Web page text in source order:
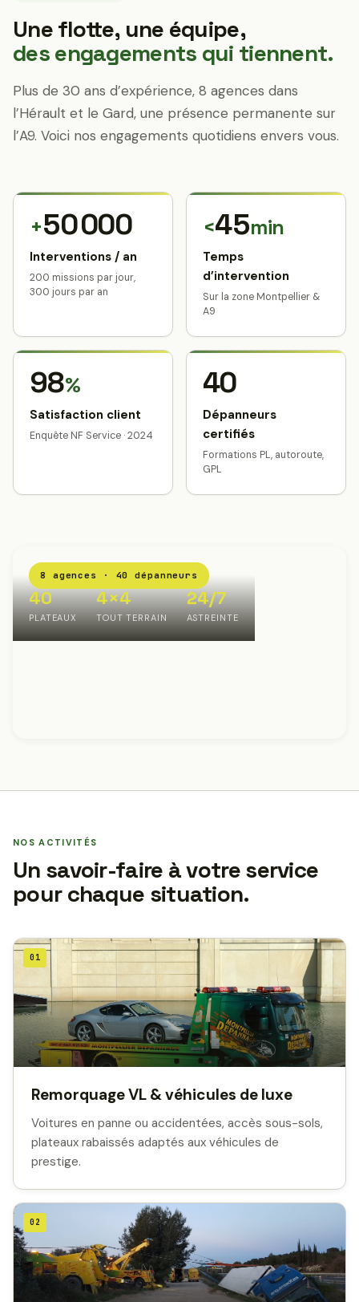
Une flotte, une équipe,
des engagements qui tiennent.
Plus de 30 ans d’expérience, 8 agences dans
l’Hérault et le Gard, une présence permanente sur
l’A9. Voici nos engagements quotidiens envers vous.
+50 000
Interventions / an
200 missions par jour,
300 jours par an
<45min
Temps
d’intervention
Sur la zone Montpellier &
A9
98%
Satisfaction client
Enquête NF Service · 2024
40
Dépanneurs
certifiés
Formations PL, autoroute,
GPL
8 agences · 40 dépanneurs
40
PLATEAUX
4×4
TOUT TERRAIN
24/7
ASTREINTE
NOS ACTIVITÉS
Un savoir-faire à votre service
pour chaque situation.
01
Remorquage VL & véhicules de luxe
Voitures en panne ou accidentées, accès sous-sols,
plateaux rabaissés adaptés aux véhicules de
prestige.
02